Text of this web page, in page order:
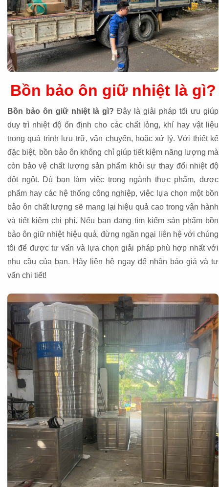
Bồn bảo ôn giữ nhiệt là gì?
Bồn bảo ôn giữ nhiệt là gì? Đây là giải pháp tối ưu giúp
duy trì nhiệt độ ổn định cho các chất lỏng, khí hay vật liệu
trong quá trình lưu trữ, vận chuyển, hoặc xử lý. Với thiết kế
đặc biệt, bồn bảo ôn không chỉ giúp tiết kiệm năng lượng mà
còn bảo vệ chất lượng sản phẩm khỏi sự thay đổi nhiệt độ
đột ngột. Dù bạn làm việc trong ngành thực phẩm, dược
phẩm hay các hệ thống công nghiệp, việc lựa chọn một bồn
bảo ôn chất lượng sẽ mang lại hiệu quả cao trong vận hành
và tiết kiệm chi phí. Nếu bạn đang tìm kiếm sản phẩm bồn
bảo ôn giữ nhiệt hiệu quả, đừng ngần ngại liên hệ với chúng
tôi để được tư vấn và lựa chọn giải pháp phù hợp nhất với
nhu cầu của bạn. Hãy liên hệ ngay để nhận báo giá và tư
vấn chi tiết!